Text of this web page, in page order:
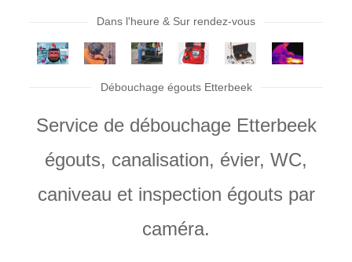
Dans l'heure & Sur rendez-vous
Débouchage égouts Etterbeek
Service de débouchage Etterbeek
égouts, canalisation, évier, WC,
caniveau et inspection égouts par
caméra.